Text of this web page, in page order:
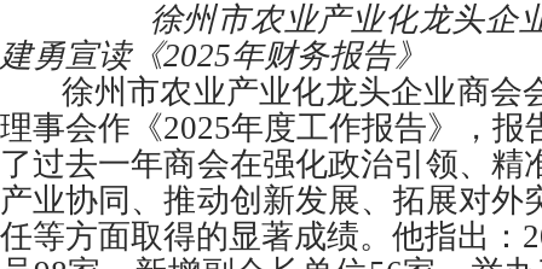
徐州市农业产业化龙头企业
建勇宣读《2025年财务报告》
徐州市农业产业化龙头企业商会
理事会作《2025年度工作报告》，报
了过去一年商会在强化政治引领、精
产业协同、推动创新发展、拓展对外
任等方面取得的显著成绩。他指出：